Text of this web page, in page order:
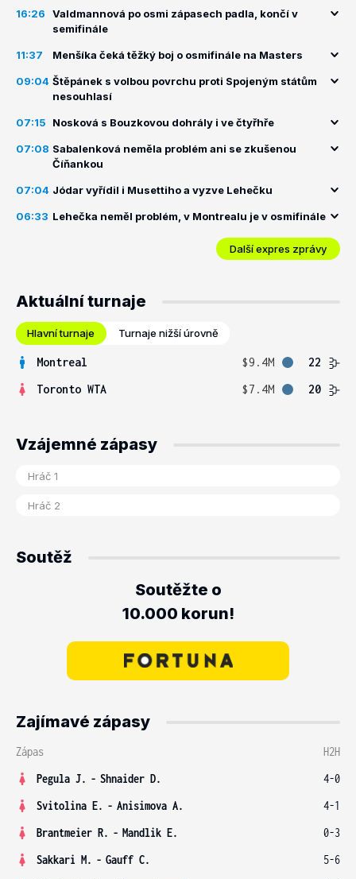
16:26
Valdmannová po osmi zápasech padla, končí v
semifinále
11:37 Menšíka čeká těžký boj o osmifinále na Masters
09:04 Štěpánek s volbou povrchu proti Spojeným státům
nesouhlasí
07:15 Nosková s Bouzkovou dohrály i ve čtyřhře
07:08 Sabalenková neměla problém ani se zkušenou
Číňankou
07:04 Jódar vyřídil i Musettiho a vyzve Lehečku
06:33 Lehečka neměl problém, v Montrealu je v osmifinále
Další expres zprávy
Aktuální turnaje
Hlavní turnaje Turnaje nižší úrovně
Montreal $9.4M
22
Toronto WTA
$7.4M 20
Vzájemné zápasy
Soutěž
Soutěžte o
10.000 korun!
Zajímavé zápasy
Zápas
H2H
Pegula J. - Shnaider D.
4-0
Svitolina E. - Anisimova A.
4-1
Brantmeier R. - Mandlik E.
0-3
Sakkari M. - Gauff C.
5-6